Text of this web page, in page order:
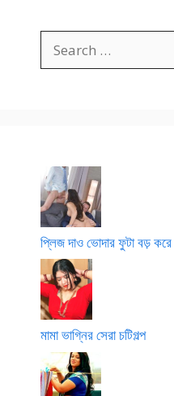
for:
প্লিজ দাও ভোদার ফুটা বড় করে
মামা ভাগ্নির সেরা চটিগল্প